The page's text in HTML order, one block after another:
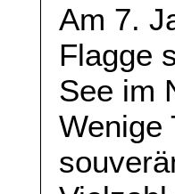
Am 7.
Flagge
See im
Wenige